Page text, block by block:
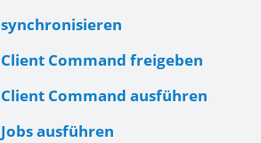
synchronisieren
Client Command freigeben
Client Command ausführen
Jobs ausführen